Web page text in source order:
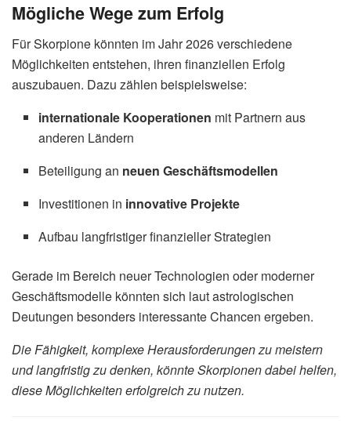
Mögliche Wege zum Erfolg
Für Skorpione könnten im Jahr 2026 verschiedene
Möglichkeiten entstehen, ihren finanziellen Erfolg
auszubauen. Dazu zählen beispielsweise:
internationale Kooperationen mit Partnern aus
anderen Ländern
Beteiligung an neuen Geschäftsmodellen
Investitionen in innovative Projekte
Aufbau langfristiger finanzieller Strategien
Gerade im Bereich neuer Technologien oder moderner
Geschäftsmodelle könnten sich laut astrologischen
Deutungen besonders interessante Chancen ergeben.
Die Fähigkeit, komplexe Herausforderungen zu meistern
und langfristig zu denken, könnte Skorpionen dabei helfen,
diese Möglichkeiten erfolgreich zu nutzen.